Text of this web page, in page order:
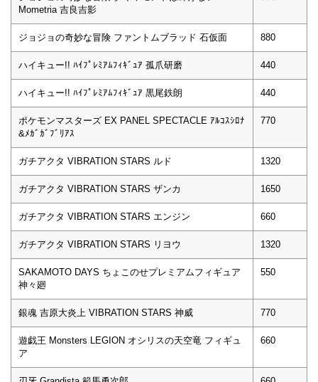
Mometria 吉良吉影
ジョジョの奇妙な冒険 ファントムブラッド 石仮面 880
ハイキュー!! ﾊｲﾌﾟﾚﾐｱﾑﾌｨｷﾞｭｱ 孤爪研磨 440
ハイキュー!! ﾊｲﾌﾟﾚﾐｱﾑﾌｨｷﾞｭｱ 黒尾鉄朗 440
ポケモンマスターズ EX PANEL SPECTACLE ｱﾙｺｽｼﾛﾅ
&ﾒｶﾞｶﾞﾌﾞﾘｱｽ
770
ガチアクタ VIBRATION STARS ルド 1320
ガチアクタ VIBRATION STARS ザンカ 1650
ガチアクタ VIBRATION STARS エンジン 660
ガチアクタ VIBRATION STARS リヨウ 1320
SAKAMOTO DAYS ちょこのせプレミアムフィギュア
神々廻
550
銀魂 吉原大炎上 VIBRATION STARS 神威 770
遊戯王 Monsters LEGION オシリスの天空竜 フィギュ
ア
660